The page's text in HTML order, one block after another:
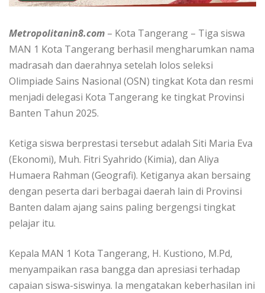
Metropolitanin8.com – Kota Tangerang – Tiga siswa
MAN 1 Kota Tangerang berhasil mengharumkan nama
madrasah dan daerahnya setelah lolos seleksi
Olimpiade Sains Nasional (OSN) tingkat Kota dan resmi
menjadi delegasi Kota Tangerang ke tingkat Provinsi
Banten Tahun 2025.
Ketiga siswa berprestasi tersebut adalah Siti Maria Eva
(Ekonomi), Muh. Fitri Syahrido (Kimia), dan Aliya
Humaera Rahman (Geografi). Ketiganya akan bersaing
dengan peserta dari berbagai daerah lain di Provinsi
Banten dalam ajang sains paling bergengsi tingkat
pelajar itu.
Kepala MAN 1 Kota Tangerang, H. Kustiono, M.Pd,
menyampaikan rasa bangga dan apresiasi terhadap
capaian siswa-siswinya. Ia mengatakan keberhasilan ini